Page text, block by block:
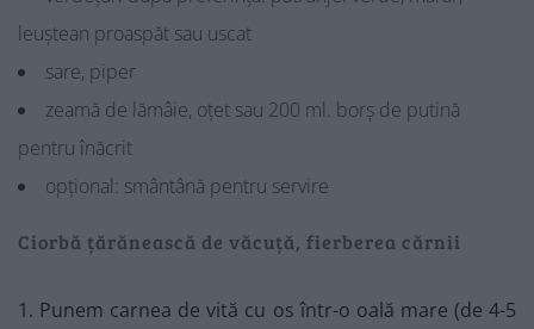
leuștean proaspăt sau uscat
sare, piper
zeamă de lămâie, oțet sau 200 ml. borș de putină
pentru înăcrit
opțional: smântână pentru servire
Ciorbă țărănească de văcuță, fierberea cărnii
1. Punem carnea de vită cu os într-o oală mare (de 4-5